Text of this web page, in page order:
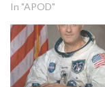
In "APOD"